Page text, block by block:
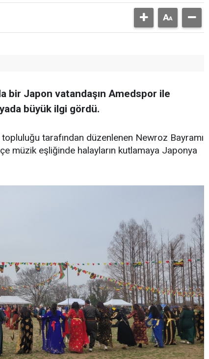
bir Japon vatandaşın Amedspor ile
büyük ilgi gördü.
tarafından düzenlenen Newroz Bayramı
müzik eşliğinde halayların kutlamaya Japonya